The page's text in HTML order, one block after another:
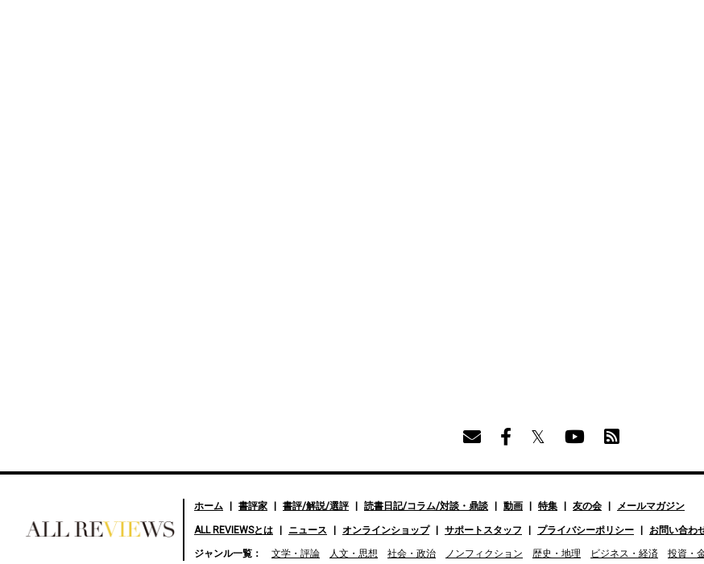
ホーム 書評家 書評/解説/選評 読書日記/コラム/対談・鼎談 動画 特集 友の会 メールマガジン
ALL REVIEWSとは ニュース オンラインショップ サポートスタッフ プライバシーポリシー お問い合わ
ジャンル一覧： 文学・評論 人文・思想 社会・政治 ノンフィクション 歴史・地理 ビジネス・経済 投資・